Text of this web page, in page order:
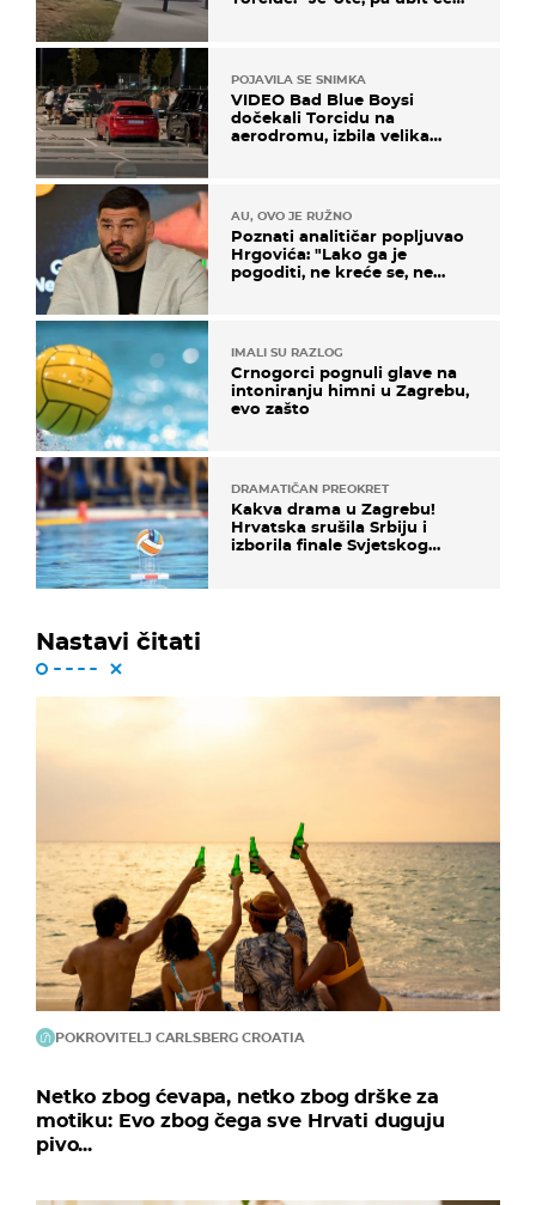
POJAVILA SE SNIMKA
VIDEO Bad Blue Boysi
dočekali Torcidu na
aerodromu, izbila velika
AU, OVO JE RUŽNO
Poznati analitičar popljuvao
Hrgovića: "Lako ga je
pogoditi, ne kreće se, ne
IMALI SU RAZLOG
Crnogorci pognuli glave na
intoniranju himni u Zagrebu,
evo zašto
DRAMATIČAN PREOKRET
Kakva drama u Zagrebu!
Hrvatska srušila Srbiju i
izborila finale Svjetskog
Nastavi čitati
POKROVITELJ CARLSBERG CROATIA
Netko zbog ćevapa, netko zbog drške za
motiku: Evo zbog čega sve Hrvati duguju
pivo...